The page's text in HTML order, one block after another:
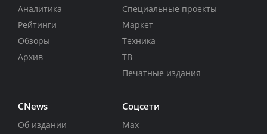
Аналитика
Рейтинги
Обзоры
Архив
Специальные проекты
Маркет
Техника
ТВ
Печатные издания
CNews
Об издании
Соцсети
Max